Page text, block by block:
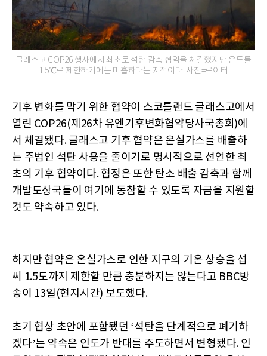
글래스고 COP26 행사에서 최초로 석탄 감축 협약을 체결했지만 온도를
1.5℃로 제한하기에는 미흡하다는 지적이다. 사진=로이터
기후 변화를 막기 위한 협약이 스코틀랜드 글래스고에서
열린 COP26(제26차 유엔기후변화협약당사국총회)에
서 체결됐다. 글래스고 기후 협약은 온실가스를 배출하
는 주범인 석탄 사용을 줄이기로 명시적으로 선언한 최
초의 기후 협약이다. 협정은 또한 탄소 배출 감축과 함께
개발도상국들이 여기에 동참할 수 있도록 자금을 지원할
것도 약속하고 있다.
하지만 협약은 온실가스로 인한 지구의 기온 상승을 섭
씨 1.5도까지 제한할 만큼 충분하지는 않는다고 BBC방
송이 13일(현지시간) 보도했다.
초기 협상 초안에 포함됐던 ‘석탄을 단계적으로 폐기하
겠다’는 약속은 인도가 반대를 주도하면서 변형됐다. 인